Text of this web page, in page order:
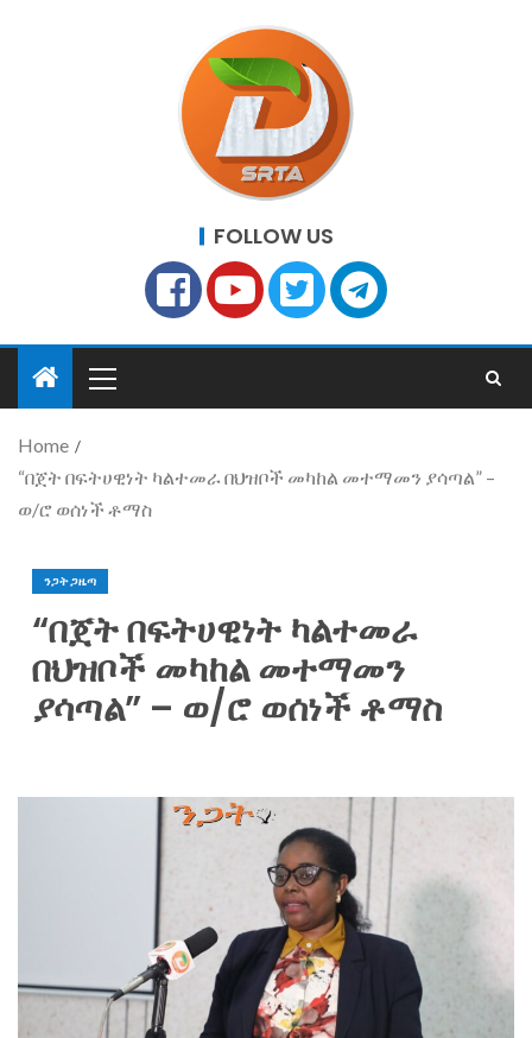
FOLLOW US
Home
“በጀት በፍትሀዊነት ካልተመራ በህዝቦች መካከል መተማመን ያሳጣል” –
ወ/ሮ ወሰነች ቶማስ
ንጋት ጋዜጣ
“በጀት በፍትሀዊነት ካልተመራ
በህዝቦች መካከል መተማመን
ያሳጣል” – ወ/ሮ ወሰነች ቶማስ